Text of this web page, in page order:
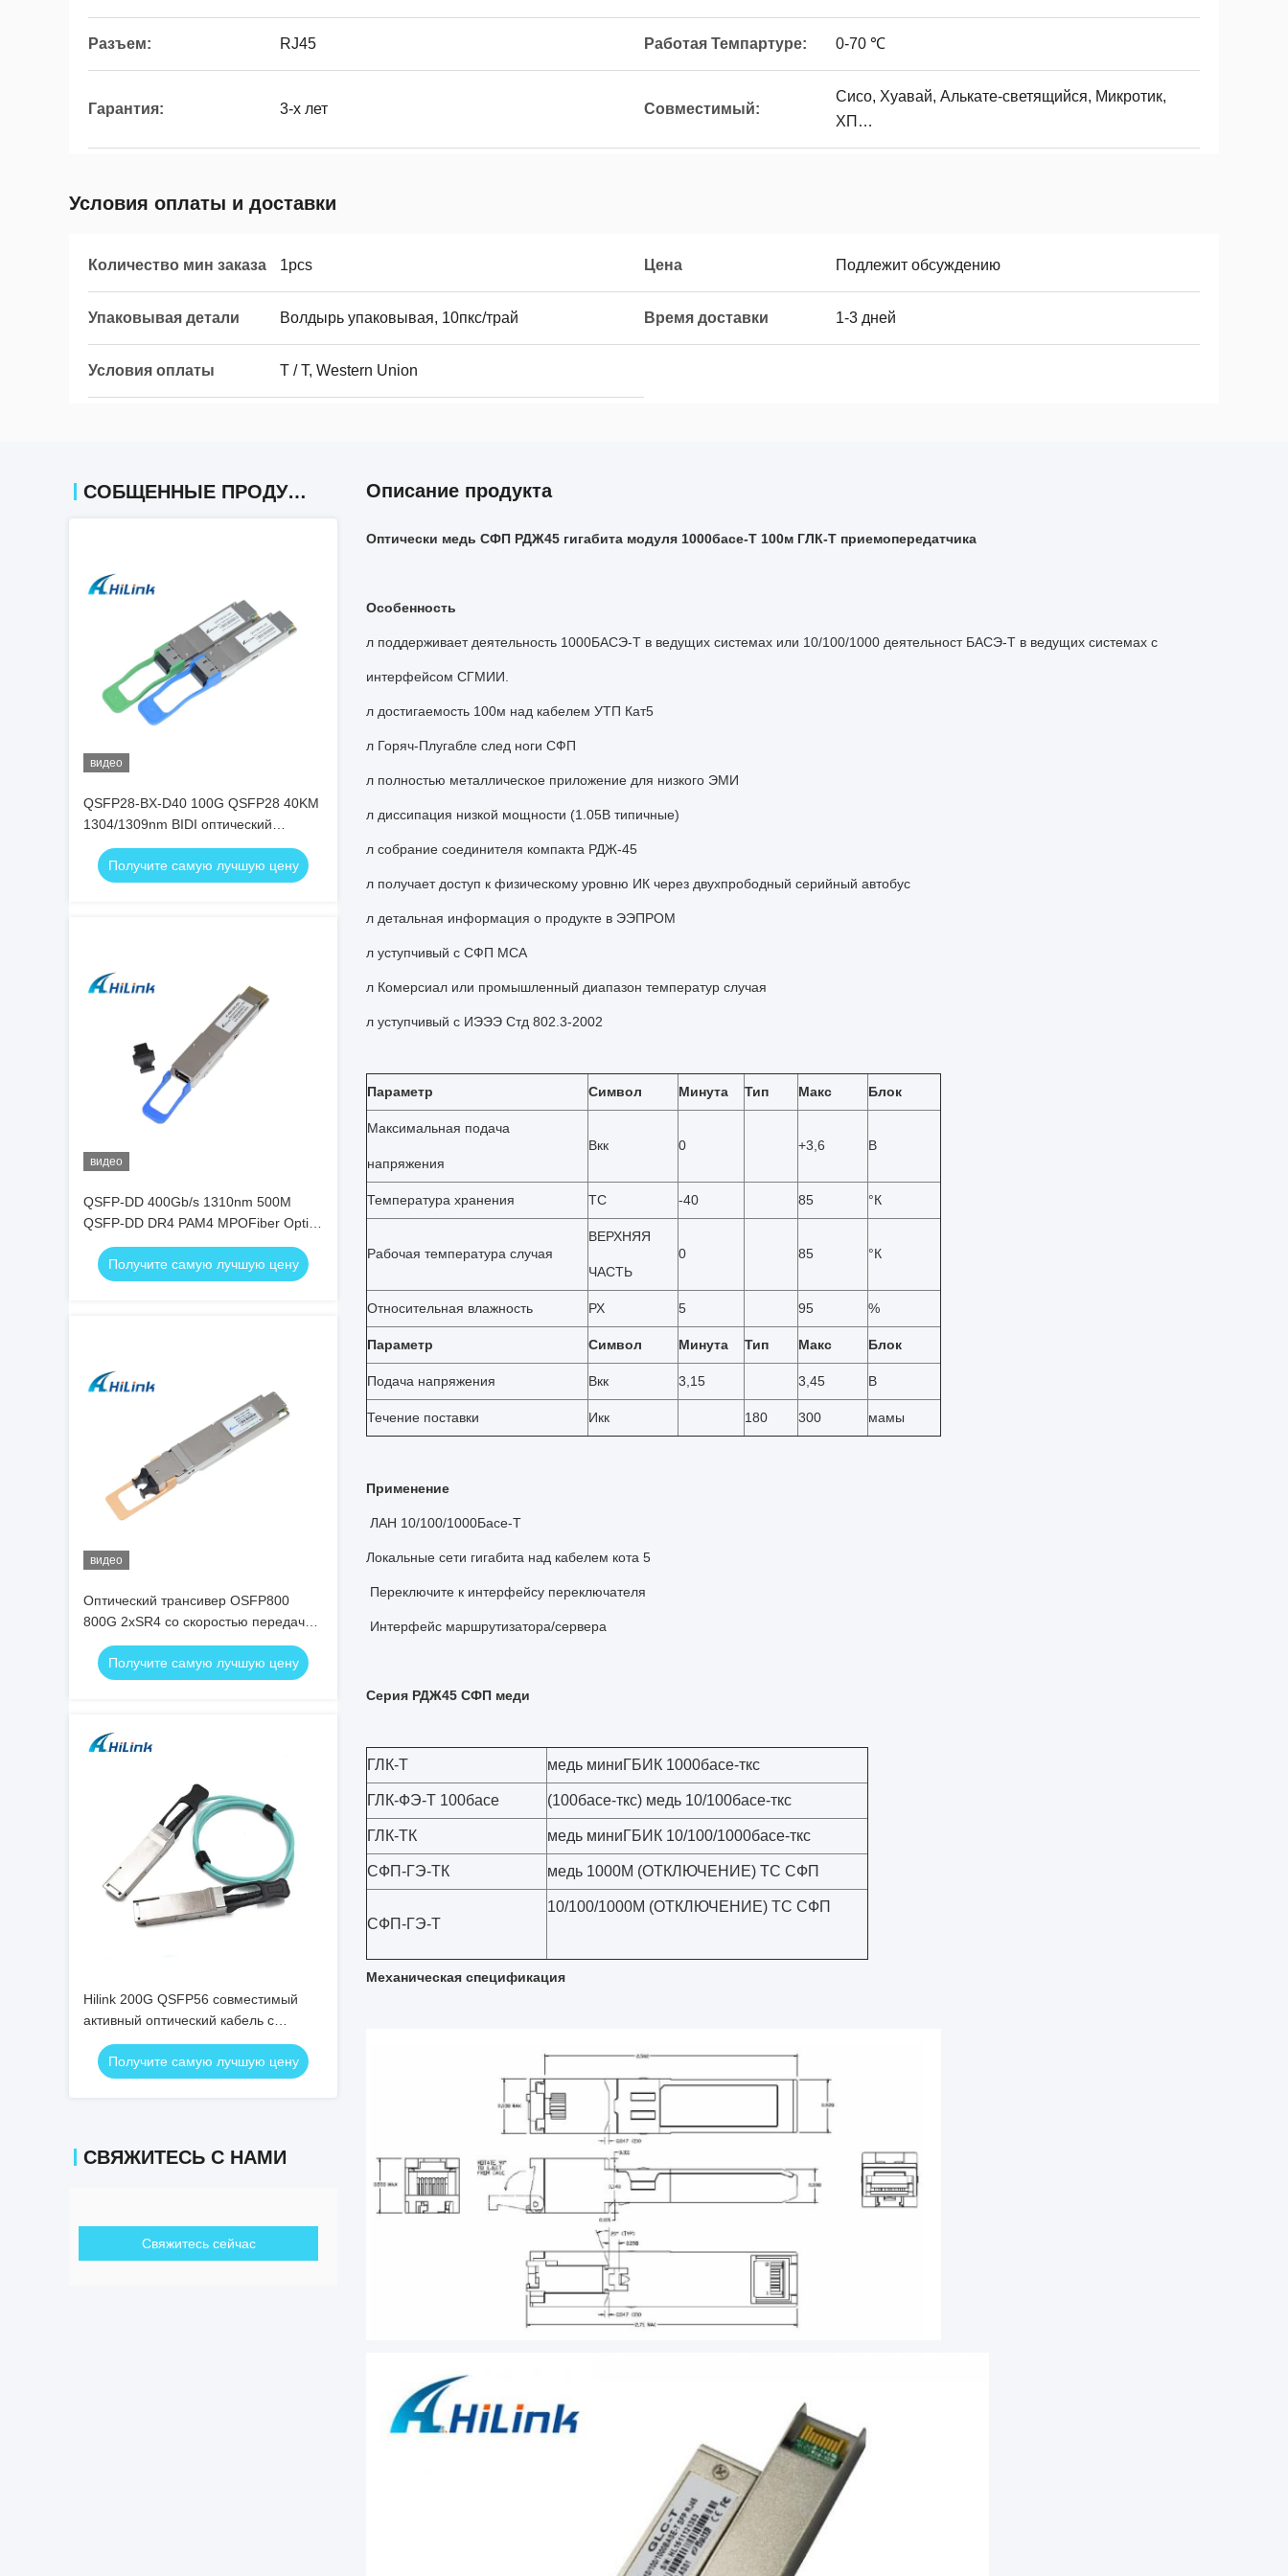
Разъем: RJ45 Работая Темпартуре: 0-70 ℃
Гарантия: 3-х лет Совместимый:
Сисо, Хуавай, Алькате-светящийся, Микротик,
ХП…
Условия оплаты и доставки
Количество мин заказа 1pcs Цена Подлежит обсуждению
Упаковывая детали Волдырь упаковывая, 10пкс/трай Время доставки 1-3 дней
Условия оплаты T / T, Western Union
СОБЩЕННЫЕ ПРОДУКТЫ
видео
QSFP28-BX-D40 100G QSFP28 40KM
1304/1309nm BIDI оптический
передатчик EML+APD SFP
передатчик
Получите самую лучшую цену
видео
QSFP-DD 400Gb/s 1310nm 500M
QSFP-DD DR4 PAM4 MPOFiber Optic
Transceiver
Получите самую лучшую цену
видео
Оптический трансивер OSFP800
800G 2xSR4 со скоростью передачи
данных 800 Гбит/с, дальностью
передачи 100 м и потребляемой
мощностью 15 Вт
Получите самую лучшую цену
Hilink 200G QSFP56 совместимый
активный оптический кабель с
настраиваемой длиной для
высокоскоростной передачи данных
Получите самую лучшую цену
СВЯЖИТЕСЬ С НАМИ
Свяжитесь сейчас
Описание продукта
Оптически медь СФП РДЖ45 гигабита модуля 1000басе-Т 100м ГЛК-Т приемопередатчика
Особенность
л поддерживает деятельность 1000БАСЭ-Т в ведущих системах или 10/100/1000 деятельност БАСЭ-Т в ведущих системах с
интерфейсом СГМИИ.
л достигаемость 100м над кабелем УТП Кат5
л Горяч-Плугабле след ноги СФП
л полностью металлическое приложение для низкого ЭМИ
л диссипация низкой мощности (1.05В типичные)
л собрание соединителя компакта РДЖ-45
л получает доступ к физическому уровню ИК через двухпрободный серийный автобус
л детальная информация о продукте в ЭЭПРОМ
л уступчивый с СФП МСА
л Комерсиал или промышленный диапазон температур случая
л уступчивый с ИЭЭЭ Стд 802.3-2002
Параметр Символ Минута Тип Макс Блок
Максимальная подача
напряжения
Вкк 0 +3,6 В
Температура хранения ТС -40 85 °К
Рабочая температура случая
ВЕРХНЯЯ
ЧАСТЬ
0 85 °К
Относительная влажность РХ 5 95 %
Параметр Символ Минута Тип Макс Блок
Подача напряжения Вкк 3,15 3,45 В
Течение поставки Икк 180 300 мамы
Применение
ЛАН 10/100/1000Басе-Т
Локальные сети гигабита над кабелем кота 5
Переключите к интерфейсу переключателя
Интерфейс маршрутизатора/сервера
Серия РДЖ45 СФП меди
ГЛК-Т медь миниГБИК 1000басе-ткс
ГЛК-ФЭ-Т 100басе (100басе-ткс) медь 10/100басе-ткс
ГЛК-ТК медь миниГБИК 10/100/1000басе-ткс
СФП-ГЭ-ТК медь 1000М (ОТКЛЮЧЕНИЕ) ТС СФП
СФП-ГЭ-Т
10/100/1000М (ОТКЛЮЧЕНИЕ) ТС СФП
Механическая спецификация